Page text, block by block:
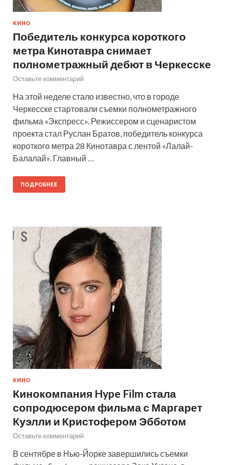
КИНО
Победитель конкурса короткого
метра Кинотавра снимает
полнометражный дебют в Черкесске
Оставьте комментарий
На этой неделе стало известно, что в городе
Черкесске стартовали съемки полнометражного
фильма «Экспресс». Режиссером и сценаристом
проекта стал Руслан Братов, победитель конкурса
короткого метра 28 Кинотавра с лентой «Лалай-
Балалай». Главный …
ПОДРОБНЕЕ
КИНО
Кинокомпания Hype Film стала
сопродюсером фильма с Маргарет
Куэлли и Кристофером Эбботом
Оставьте комментарий
В сентябре в Нью-Йорке завершились съемки